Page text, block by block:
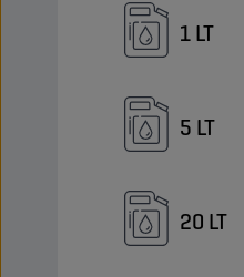
1 LT
5 LT
20 LT